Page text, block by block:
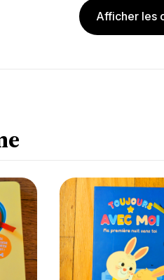
Afficher les